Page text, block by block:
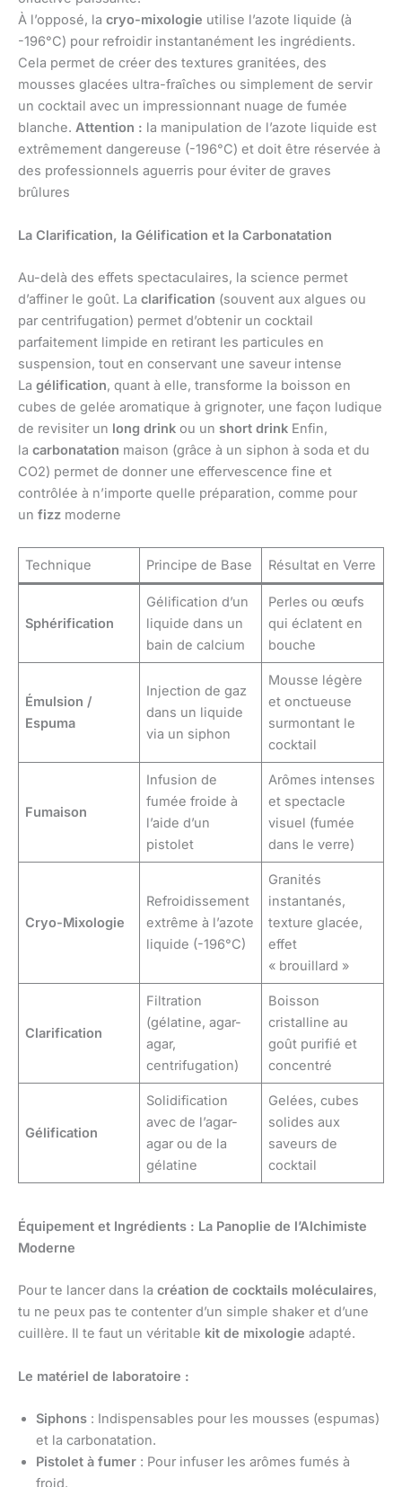
À l’opposé, la cryo-mixologie utilise l’azote liquide (à
-196°C) pour refroidir instantanément les ingrédients.
Cela permet de créer des textures granitées, des
mousses glacées ultra-fraîches ou simplement de servir
un cocktail avec un impressionnant nuage de fumée
blanche. Attention : la manipulation de l’azote liquide est
extrêmement dangereuse (-196°C) et doit être réservée à
des professionnels aguerris pour éviter de graves
brûlures
La Clarification, la Gélification et la Carbonatation
Au-delà des effets spectaculaires, la science permet
d’affiner le goût. La clarification (souvent aux algues ou
par centrifugation) permet d’obtenir un cocktail
parfaitement limpide en retirant les particules en
suspension, tout en conservant une saveur intense
La gélification, quant à elle, transforme la boisson en
cubes de gelée aromatique à grignoter, une façon ludique
de revisiter un long drink ou un short drink Enfin,
la carbonatation maison (grâce à un siphon à soda et du
CO2) permet de donner une effervescence fine et
contrôlée à n’importe quelle préparation, comme pour
un fizz moderne
Technique Principe de Base Résultat en Verre
Sphérification
Gélification d’un
liquide dans un
bain de calcium
Perles ou œufs
qui éclatent en
bouche
Émulsion /
Espuma
Injection de gaz
dans un liquide
via un siphon
Mousse légère
et onctueuse
surmontant le
cocktail
Fumaison
Infusion de
fumée froide à
l’aide d’un
pistolet
Arômes intenses
et spectacle
visuel (fumée
dans le verre)
Cryo-Mixologie
Refroidissement
extrême à l’azote
liquide (-196°C)
Granités
instantanés,
texture glacée,
effet
« brouillard »
Clarification
Filtration
(gélatine, agar-
agar,
centrifugation)
Boisson
cristalline au
goût purifié et
concentré
Gélification
Solidification
avec de l’agar-
agar ou de la
gélatine
Gelées, cubes
solides aux
saveurs de
cocktail
Équipement et Ingrédients : La Panoplie de l’Alchimiste
Moderne
Pour te lancer dans la création de cocktails moléculaires,
tu ne peux pas te contenter d’un simple shaker et d’une
cuillère. Il te faut un véritable kit de mixologie adapté.
Le matériel de laboratoire :
Siphons : Indispensables pour les mousses (espumas)
et la carbonatation.
Pistolet à fumer : Pour infuser les arômes fumés à
froid.